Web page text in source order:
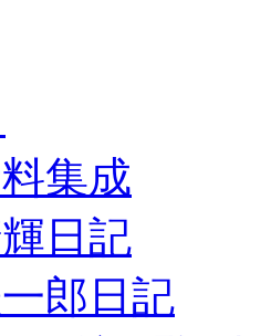
集成
日記
郎日記